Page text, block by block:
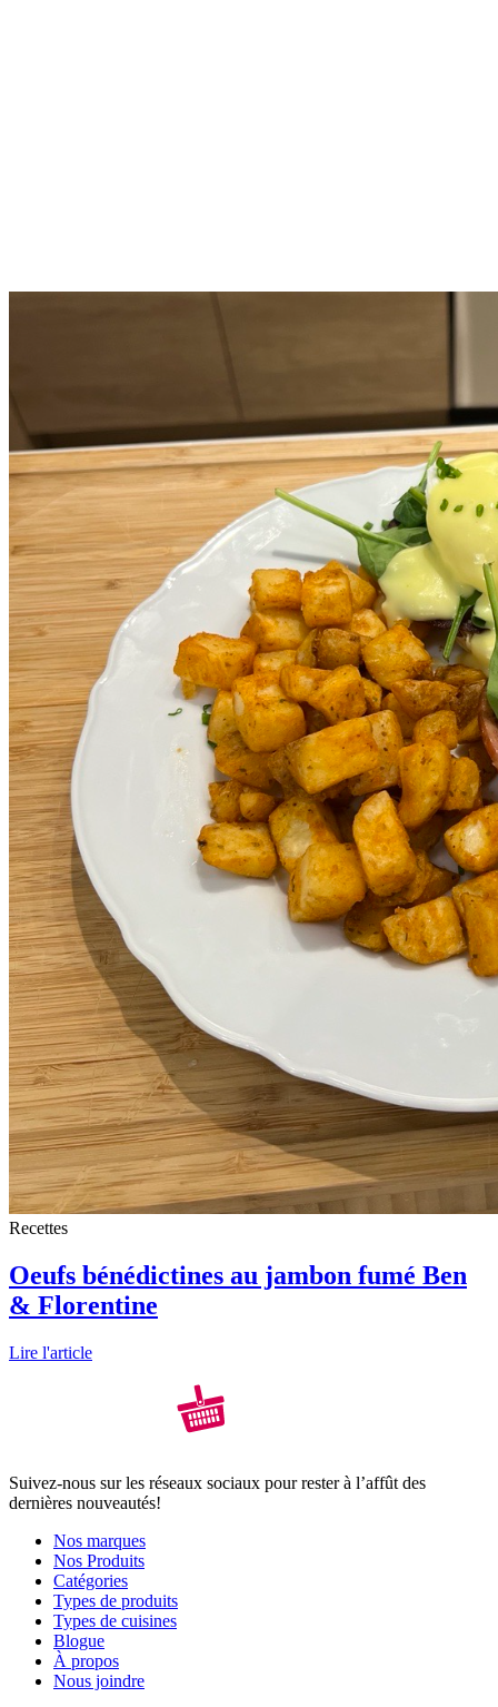
Recettes
Oeufs bénédictines au jambon fumé Ben
& Florentine
Lire l'article
Suivez-nous sur les réseaux sociaux pour rester à l’affût des
dernières nouveautés!
Nos marques
Nos Produits
Catégories
Types de produits
Types de cuisines
Blogue
À propos
Nous joindre